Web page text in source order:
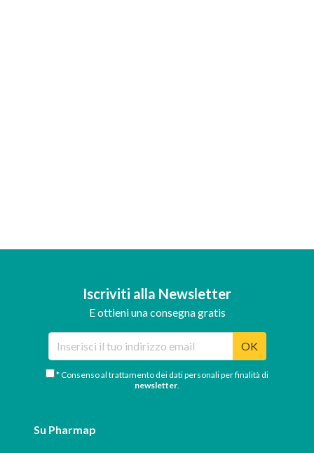
Iscriviti alla Newsletter
E ottieni una consegna gratis
OK
* Consenso al trattamento dei dati personali per finalità di
newsletter
Su Pharmap